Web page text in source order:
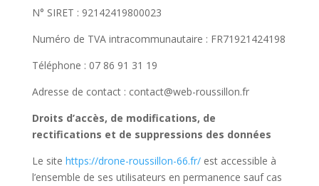
N° SIRET : 92142419800023
Numéro de TVA intracommunautaire : FR71921424198
Téléphone : 07 86 91 31 19
Adresse de contact : contact@web-roussillon.fr
Droits d’accès, de modifications, de
rectifications et de suppressions des données
Le site https://drone-roussillon-66.fr/est accessible à
l’ensemble de ses utilisateurs en permanence sauf cas